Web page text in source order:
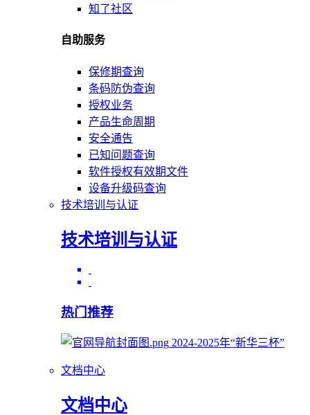
知了社区
自助服务
保修期查询
条码防伪查询
授权业务
产品生命周期
安全通告
已知问题查询
软件授权有效期文件
设备升级码查询
技术培训与认证
技术培训与认证
热门推荐
2024-2025年“新华三杯”
文档中心
文档中心